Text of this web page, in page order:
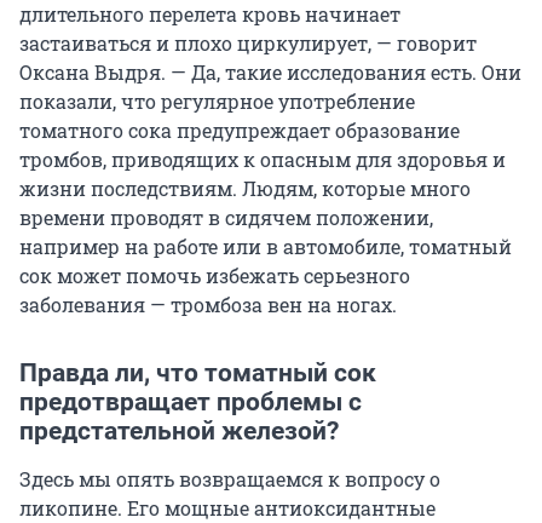
длительного перелета кровь начинает
застаиваться и плохо циркулирует, — говорит
Оксана Выдря. — Да, такие исследования есть. Они
показали, что регулярное употребление
томатного сока предупреждает образование
тромбов, приводящих к опасным для здоровья и
жизни последствиям. Людям, которые много
времени проводят в сидячем положении,
например на работе или в автомобиле, томатный
сок может помочь избежать серьезного
заболевания — тромбоза вен на ногах.
Правда ли, что томатный сок
предотвращает проблемы с
предстательной железой?
Здесь мы опять возвращаемся к вопросу о
ликопине. Его мощные антиоксидантные